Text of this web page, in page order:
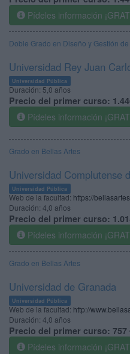
Pídeles información
Doble Grado en Diseño y Gestión
Universidad Rey Juan
Universidad Pública
Duración:5,0 años
Precio del primer curso:
Pídeles información
Grado en Bellas Artes
Universidad Complutense
Universidad Pública
Web de la facultad: https://
Duración: 4,0 años
Precio del primer curso:
Pídeles información
Grado en Bellas Artes
Universidad de Granada
Universidad Pública
Web de la facultad: http://
Duración: 4,0 años
Precio del primer curso: 757
Pídeles información